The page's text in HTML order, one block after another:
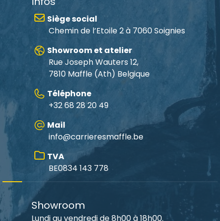
Siège social
Chemin de l’Etoile 2 à 7060 Soignies
Showroom et atelier
Rue Joseph Wauters 12,
7810 Maffle (Ath) Belgique
Téléphone
+32 68 28 20 49
Mail
info@carrieresmaffle.be
TVA
BE0834 143 778
Showroom
Lundi au vendredi de 8h00 à 18h00.